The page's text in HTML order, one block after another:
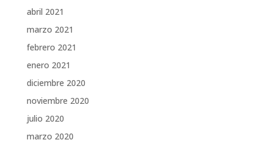
abril 2021
marzo 2021
febrero 2021
enero 2021
diciembre 2020
noviembre 2020
julio 2020
marzo 2020